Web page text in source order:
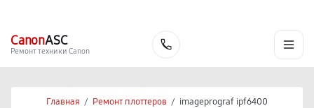
CanonASC
Ремонт техники Canon
Главная / Ремонт плоттеров / imageprograf ipf6400